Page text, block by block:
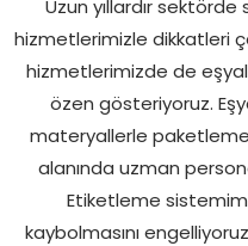
Uzun yıllardır
hizmetlerimizle dikkatleri
hizmetlerimizde de
özen gösteriyoruz.
materyallerle paketleme
alanında uzman
Etiketleme
kaybolmasını